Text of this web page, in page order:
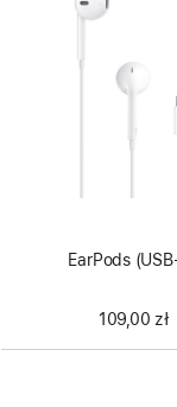
EarPods
109,00 zł